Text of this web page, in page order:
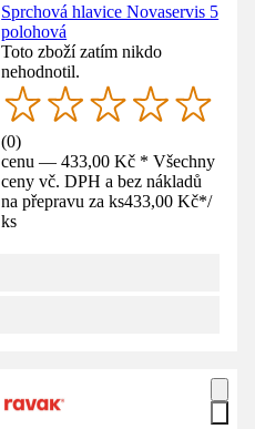
Sprchová hlavice Novaservis 5
polohová
Toto zboží zatím nikdo
nehodnotil.
(0)
cenu — 433,00 Kč * Všechny
ceny vč. DPH a bez nákladů
na přepravu za ks433,00 Kč*/
ks